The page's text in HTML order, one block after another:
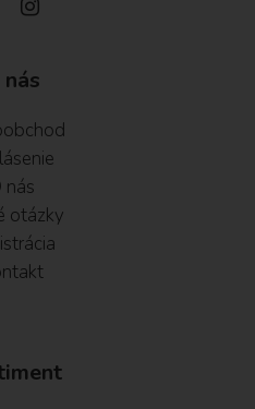
nás
nás
otázky